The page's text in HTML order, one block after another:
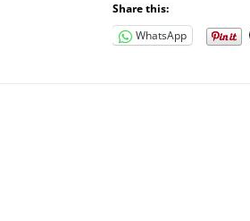
Share this:
WhatsApp